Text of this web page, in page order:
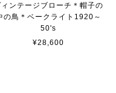
ィンテージブローチ＊帽子の
の鳥＊ベークライト1920～
50's
¥28,600